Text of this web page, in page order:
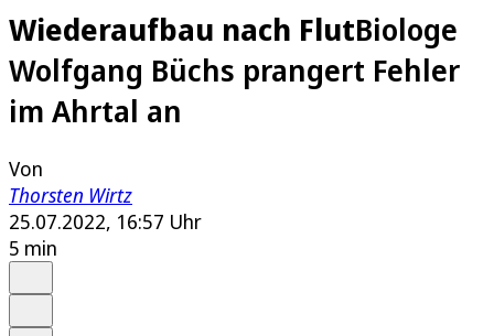
Wiederaufbau nach FlutBiologe
Wolfgang Büchs prangert Fehler
im Ahrtal an
Von
Thorsten Wirtz
25.07.2022, 16:57 Uhr
5 min